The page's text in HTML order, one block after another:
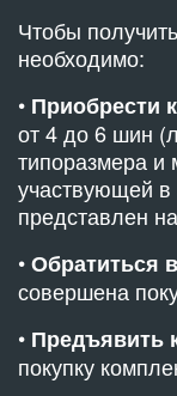
Чтобы
необходимо:
• Приобрести
от 4 до 6 шин
типоразмера и
участвующей
представлен
•Обратиться
совершена
• Предъявить
покупку